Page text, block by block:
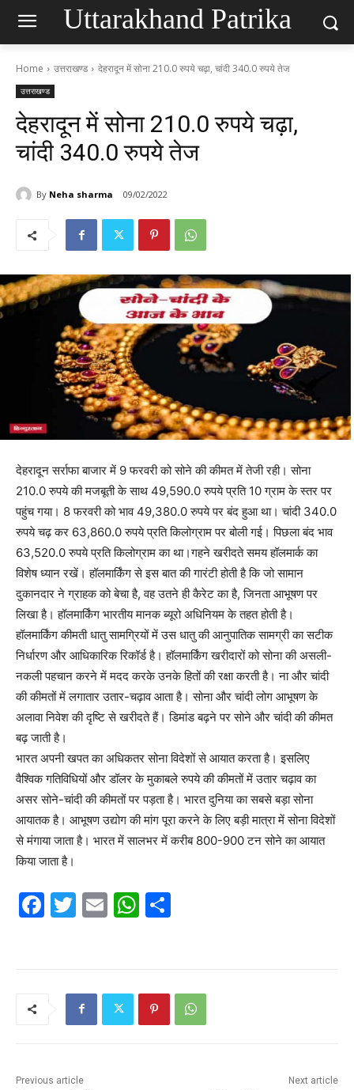
Uttarakhand Patrika
Home उत्तराखण्ड देहरादून में सोना 210.0 रुपये चढ़ा, चांदी 340.0 रुपये तेज
उत्तराखण्ड
देहरादून में सोना 210.0 रुपये चढ़ा,
चांदी 340.0 रुपये तेज
By Neha sharma 09/02/2022
देहरादून सर्राफा बाजार में 9 फरवरी को सोने की कीमत में तेजी रही। सोना
210.0 रुपये की मजबूती के साथ 49,590.0 रुपये प्रति 10 ग्राम के स्तर पर
पहुंच गया। 8 फरवरी को भाव 49,380.0 रुपये पर बंद हुआ था। चांदी 340.0
रुपये चढ़ कर 63,860.0 रुपये प्रति किलोग्राम पर बोली गई। पिछला बंद भाव
63,520.0 रुपये प्रति किलोग्राम का था।गहने खरीदते समय हॉलमार्क का
विशेष ध्यान रखें। हॉलमार्किंग से इस बात की गारंटी होती है कि जो सामान
दुकानदार ने ग्राहक को बेचा है, वह उतने ही कैरेट का है, जिनता आभूषण पर
लिखा है। हॉलमार्किंग भारतीय मानक ब्यूरो अधिनियम के तहत होती है।
हॉलमार्किंग कीमती धातु सामग्रियों में उस धातु की आनुपातिक सामग्री का सटीक
निर्धारण और आधिकारिक रिकॉर्ड है। हॉलमार्किंग खरीदारों को सोना की असली-
नकली पहचान करने में मदद करके उनके हितों की रक्षा करती है। ना और चांदी
की कीमतों में लगातार उतार-चढ़ाव आता है। सोना और चांदी लोग आभूषण के
अलावा निवेश की दृष्टि से खरीदते हैं। डिमांड बढ़ने पर सोने और चांदी की कीमत
बढ़ जाती है।
भारत अपनी खपत का अधिकतर सोना विदेशों से आयात करता है। इसलिए
वैश्विक गतिविधियों और डॉलर के मुकाबले रुपये की कीमतों में उतार चढ़ाव का
असर सोने-चांदी की कीमतों पर पड़ता है। भारत दुनिया का सबसे बड़ा सोना
आयातक है। आभूषण उद्योग की मांग पूरा करने के लिए बड़ी मात्रा में सोना विदेशों
से मंगाया जाता है। भारत में सालभर में करीब 800-900 टन सोने का आयात
किया जाता है।
F
k
T
E
W
A
p
Previous article Next article